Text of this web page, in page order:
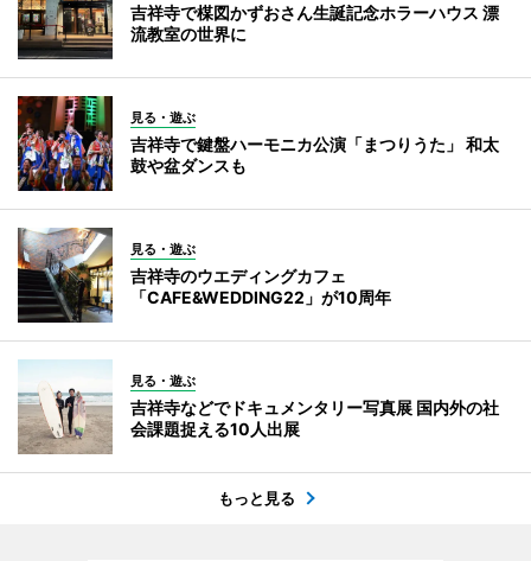
吉祥寺で楳図かずおさん生誕記念ホラーハウス 漂
流教室の世界に
見る・遊ぶ
吉祥寺で鍵盤ハーモニカ公演「まつりうた」 和太
鼓や盆ダンスも
見る・遊ぶ
吉祥寺のウエディングカフェ
「CAFE&WEDDING22」が10周年
見る・遊ぶ
吉祥寺などでドキュメンタリー写真展 国内外の社
会課題捉える10人出展
もっと見る